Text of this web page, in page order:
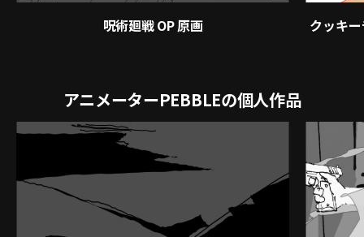
呪術廻戦 OP 原画 クッキ
アニメーターPEBBLEの個人作品